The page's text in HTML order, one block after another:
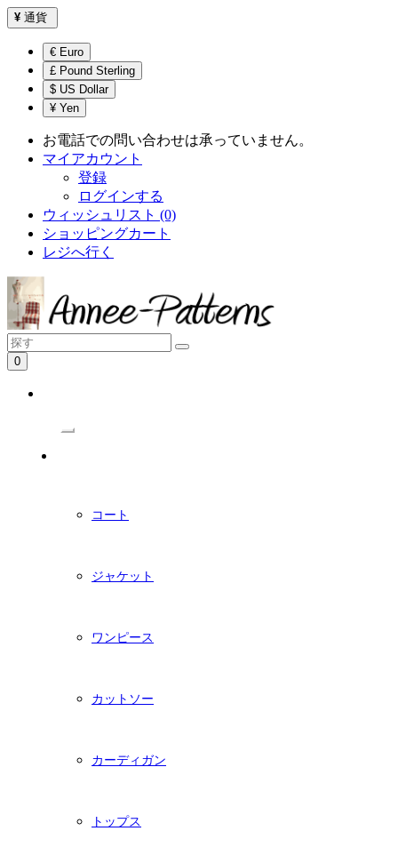
¥ 通貨
€ Euro
£ Pound Sterling
$ US Dollar
¥ Yen
お電話での問い合わせは承っていません。
マイアカウント
登録
ログインする
ウィッシュリスト (0)
ショッピングカート
レジへ行く
0
コート
ジャケット
ワンピース
カットソー
カーディガン
トップス